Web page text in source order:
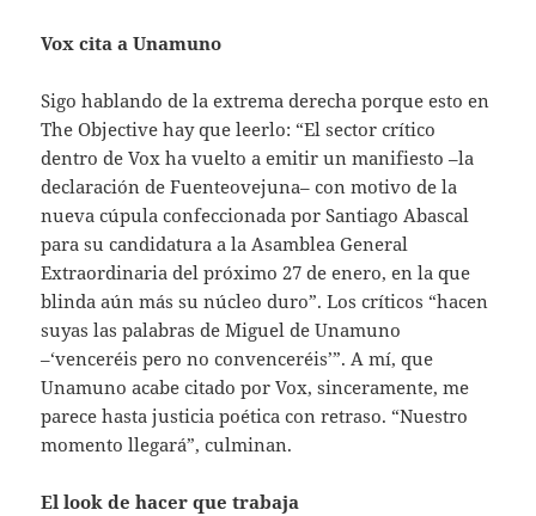
Vox cita a Unamuno
Sigo hablando de la extrema derecha porque esto en
The Objective hay que leerlo: “El sector crítico
dentro de Vox ha vuelto a emitir un manifiesto –la
declaración de Fuenteovejuna– con motivo de la
nueva cúpula confeccionada por Santiago Abascal
para su candidatura a la Asamblea General
Extraordinaria del próximo 27 de enero, en la que
blinda aún más su núcleo duro”. Los críticos “hacen
suyas las palabras de Miguel de Unamuno
–‘venceréis pero no convenceréis’”. A mí, que
Unamuno acabe citado por Vox, sinceramente, me
parece hasta justicia poética con retraso. “Nuestro
momento llegará”, culminan.
El look de hacer que trabaja